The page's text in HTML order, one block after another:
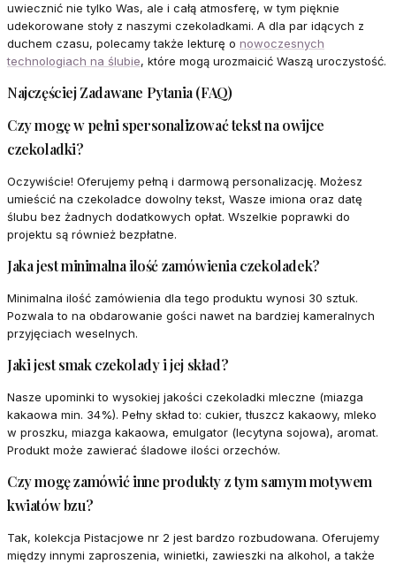
uwiecznić nie tylko Was, ale i całą atmosferę, w tym pięknie
udekorowane stoły z naszymi czekoladkami. A dla par idących z
duchem czasu, polecamy także lekturę o nowoczesnych
technologiach na ślubie, które mogą urozmaicić Waszą uroczystość.
Najczęściej Zadawane Pytania (FAQ)
Czy mogę w pełni spersonalizować tekst na owijce
czekoladki?
Oczywiście! Oferujemy pełną i darmową personalizację. Możesz
umieścić na czekoladce dowolny tekst, Wasze imiona oraz datę
ślubu bez żadnych dodatkowych opłat. Wszelkie poprawki do
projektu są również bezpłatne.
Jaka jest minimalna ilość zamówienia czekoladek?
Minimalna ilość zamówienia dla tego produktu wynosi 30 sztuk.
Pozwala to na obdarowanie gości nawet na bardziej kameralnych
przyjęciach weselnych.
Jaki jest smak czekolady i jej skład?
Nasze upominki to wysokiej jakości czekoladki mleczne (miazga
kakaowa min. 34%). Pełny skład to: cukier, tłuszcz kakaowy, mleko
w proszku, miazga kakaowa, emulgator (lecytyna sojowa), aromat.
Produkt może zawierać śladowe ilości orzechów.
Czy mogę zamówić inne produkty z tym samym motywem
kwiatów bzu?
Tak, kolekcja Pistacjowe nr 2 jest bardzo rozbudowana. Oferujemy
między innymi zaproszenia, winietki, zawieszki na alkohol, a także